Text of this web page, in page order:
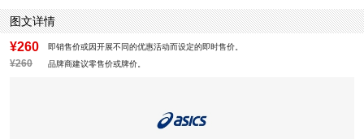
图文详情
¥260 即销售价或因开展不同的优惠活动而设定的即时售价。
¥260 品牌商建议零售价或牌价。